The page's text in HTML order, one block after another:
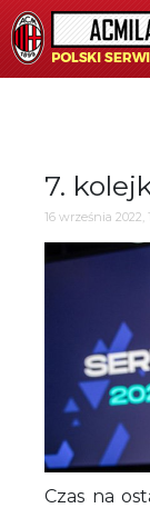
7.
16 września 2022,
Czas na